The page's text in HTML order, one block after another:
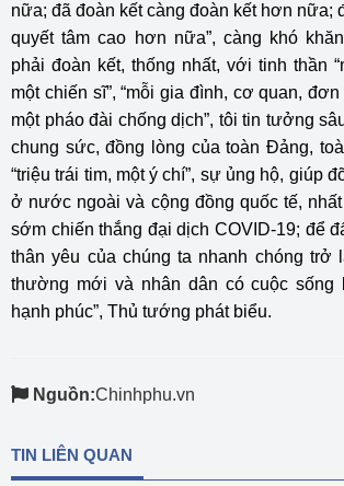
nữa; đã đoàn kết càng đoàn kết hơn nữa;
quyết tâm cao hơn nữa”, càng khó
phải đoàn kết, thống nhất, với tinh thần
một chiến sĩ”, “mỗi gia đình, cơ quan,
một pháo đài chống dịch”, tôi tin tưởng
chung sức, đồng lòng của toàn Đảng,
“triệu trái tim, một ý chí”, sự ủng hộ, giúp
ở nước ngoài và cộng đồng quốc tế,
sớm chiến thắng đại dịch COVID-19; để
thân yêu của chúng ta nhanh chóng trở
thường mới và nhân dân có cuộc sống
hạnh phúc”, Thủ tướng phát biểu.
Nguồn:Chinhphu.vn
TIN LIÊN QUAN